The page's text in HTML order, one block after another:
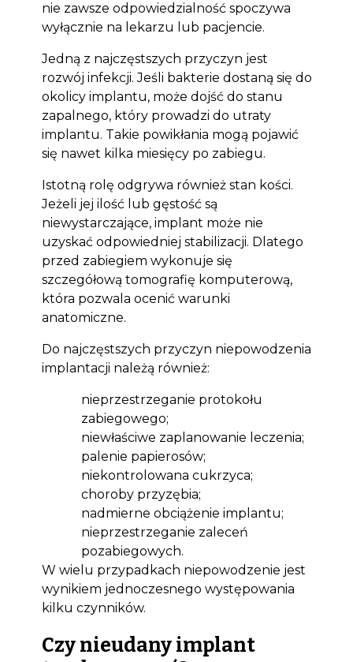
nie zawsze odpowiedzialność spoczywa
wyłącznie na lekarzu lub pacjencie.
Jedną z najczęstszych przyczyn jest
rozwój infekcji. Jeśli bakterie dostaną się do
okolicy implantu, może dojść do stanu
zapalnego, który prowadzi do utraty
implantu. Takie powikłania mogą pojawić
się nawet kilka miesięcy po zabiegu.
Istotną rolę odgrywa również stan kości.
Jeżeli jej ilość lub gęstość są
niewystarczające, implant może nie
uzyskać odpowiedniej stabilizacji. Dlatego
przed zabiegiem wykonuje się
szczegółową tomografię komputerową,
która pozwala ocenić warunki
anatomiczne.
Do najczęstszych przyczyn niepowodzenia
implantacji należą również:
nieprzestrzeganie protokołu
zabiegowego;
niewłaściwe zaplanowanie leczenia;
palenie papierosów;
niekontrolowana cukrzyca;
choroby przyzębia;
nadmierne obciążenie implantu;
nieprzestrzeganie zaleceń
pozabiegowych.
W wielu przypadkach niepowodzenie jest
wynikiem jednoczesnego występowania
kilku czynników.
Czy nieudany implant